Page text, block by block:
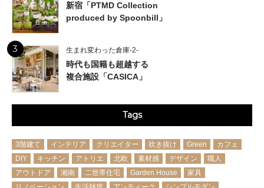
新宿「PTMD Collection
produced by Spoonbill」
3 生まれ変わった倉庫-2-
時代も国籍も超越する
複合施設「CASICA」
Tags
3階建て インテリア クリエイター 吹き抜け Green
カフェ
DIY
キッチン アトリエ 北欧 素材感 デザイン
職人
アウトドア
湘南 二世帯住宅 Garden House
家具